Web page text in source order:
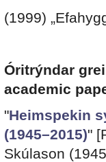
(1999)
Óritrýndar
academic
"Heimspekin
(1945–2015)"
Skúlason